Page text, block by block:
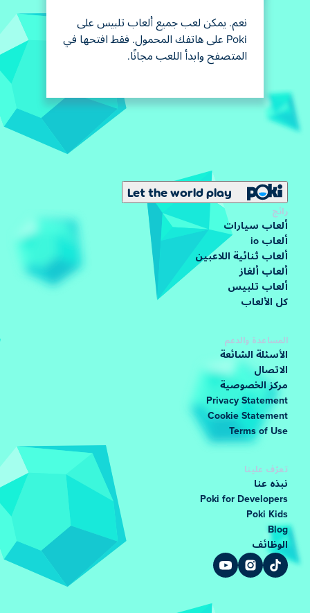
نعم. يمكن لعب جميع ألعاب تلبيس على
Poki على هاتفك المحمول. فقط افتحها في
المتصفح وابدأ اللعب مجانًا.
Let the world play
رائج
ألعاب سيارات
ألعاب io
ألعاب ثنائية اللاعبين
ألعاب ألغاز
ألعاب تلبيس
كل الألعاب
المساعدة والدعم
الأسئلة الشائعة
الاتصال
مركز الخصوصية
Privacy Statement
Cookie Statement
Terms of Use
تعرّف علينا
نبذه عنا
Poki for Developers
Poki Kids
Blog
الوظائف